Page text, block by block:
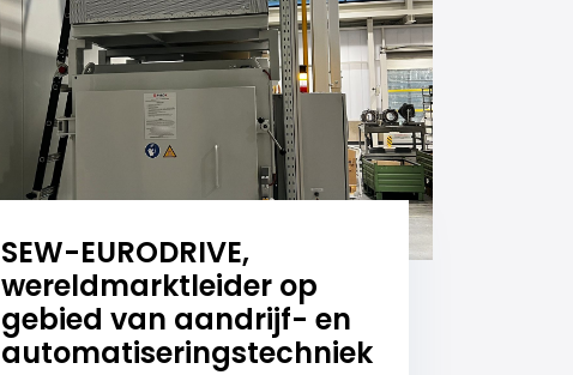
SEW-EURODRIVE,
wereldmarktleider op
gebied van aandrijf- en
automatiseringstechniek